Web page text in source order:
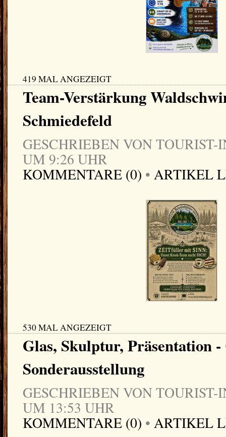
419 MAL ANGEZEIGT
Team-Verstärkung
Schmiedefeld
GESCHRIEBEN VON TOURIST-
UM 9:26 UHR
KOMMENTARE (0) • ARTIKEL
530 MAL ANGEZEIGT
Glas, Skulptur, Präsentation
Sonderausstellung
GESCHRIEBEN VON TOURIST-
UM 13:53 UHR
KOMMENTARE (0) • ARTIKEL